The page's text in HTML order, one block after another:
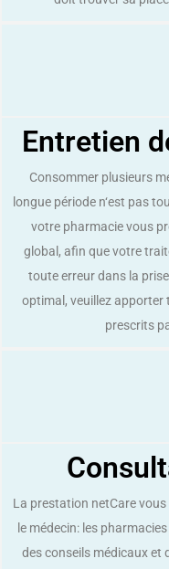
Entretien
Consommer plusieurs
longue période n‘est pas
votre pharmacie vous
global, afin que votre
toute erreur dans la
optimal, veuillez apporter
prescrits
La prestation netCare
le médecin: les
des conseils médicaux et